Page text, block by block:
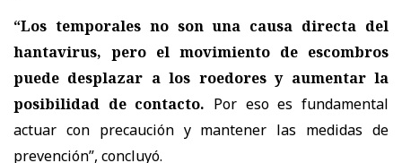
“Los temporales no son una causa directa del
hantavirus, pero el movimiento de escombros
puede desplazar a los roedores y aumentar la
posibilidad de contacto. Por eso es fundamental
actuar con precaución y mantener las medidas de
prevención”, concluyó.